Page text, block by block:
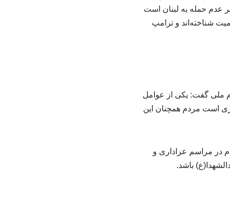
ایران به رسمیت بشناسند. اینکه بند نخست توافق ۱۴ ماده‌ای بر عدم حمله به لبنان است
شناخته‌اند و ترامپ
ملی گفت: یکی از عوامل
است مردم همچنان این
در مراسم عزاداری و
باشد.